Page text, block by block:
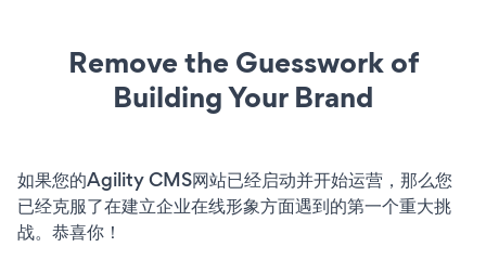
Remove the Guesswork of
Building Your Brand
如果您的Agility CMS网站已经启动并开始运营，那么您
已经克服了在建立企业在线形象方面遇到的第一个重大挑
战。恭喜你！